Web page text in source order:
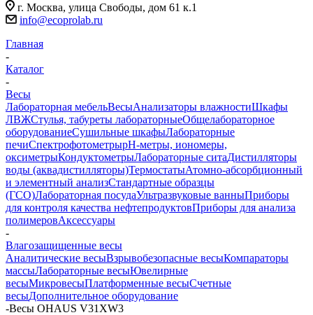
г. Москва, улица Свободы, дом 61 к.1
info@ecoprolab.ru
Главная
-
Каталог
-
Весы
Лабораторная мебельВесыАнализаторы влажностиШкафы
ЛВЖСтулья, табуреты лабораторныеОбщелабораторное
оборудованиеСушильные шкафыЛабораторные
печиСпектрофотометрыpH-метры, иономеры,
оксиметрыКондуктометрыЛабораторные ситаДистилляторы
воды (аквадистилляторы)ТермостатыАтомно-абсорбционный
и элементный анализСтандартные образцы
(ГСО)Лабораторная посудаУльтразвуковые ванныПриборы
для контроля качества нефтепродуктовПриборы для анализа
полимеровАксессуары
-
Влагозащищенные весы
Аналитические весыВзрывобезопасные весыКомпараторы
массыЛабораторные весыЮвелирные
весыМикровесыПлатформенные весыСчетные
весыДополнительное оборудование
-Весы OHAUS V31XW3